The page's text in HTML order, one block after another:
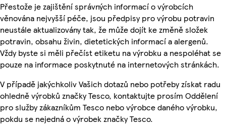
Přestože je zajištění správných informací o výrobcích
věnována nejvyšší péče, jsou předpisy pro výrobu potravin
neustále aktualizovány tak, že může dojít ke změně složek
potravin, obsahu živin, dietetických informací a alergenů.
Vždy byste si měli přečíst etiketu na výrobku a nespoléhat se
pouze na informace poskytnuté na internetových stránkách.
V případě jakýchkoliv Vašich dotazů nebo potřeby získat radu
ohledně výrobků značky Tesco, kontaktujte prosím Oddělení
pro služby zákazníkům Tesco nebo výrobce daného výrobku,
pokdu se nejedná o výrobek značky Tesco.